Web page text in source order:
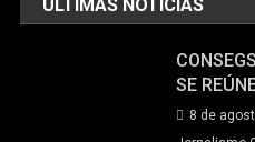
ÚLTIMAS NOTÍCIAS
SE
8 de